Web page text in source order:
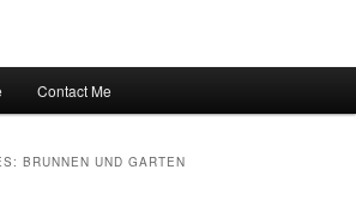
Contact Me
BRUNNEN UND GARTEN